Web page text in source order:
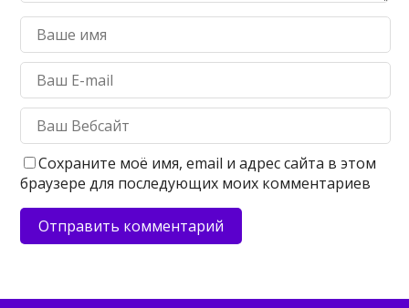
Сохраните моё имя, email и адрес сайта в этом
браузере для последующих моих комментариев